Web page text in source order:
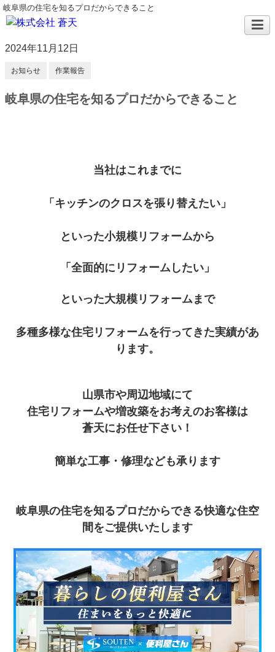
岐阜県の住宅を知るプロだからできること
2024年11月12日
お知らせ 作業報告
岐阜県の住宅を知るプロだからできること
当社はこれまでに
「キッチンのクロスを張り替えたい」
といった小規模リフォームから
「全面的にリフォームしたい」
といった大規模リフォームまで
多種多様な住宅リフォームを行ってきた実績があ
ります。
山県市や周辺地域にて
住宅リフォームや増改築をお考えのお客様は
蒼天にお任せ下さい！
簡単な工事・修理なども承ります
岐阜県の住宅を知るプロだからできる快適な住空
間をご提供いたし ます